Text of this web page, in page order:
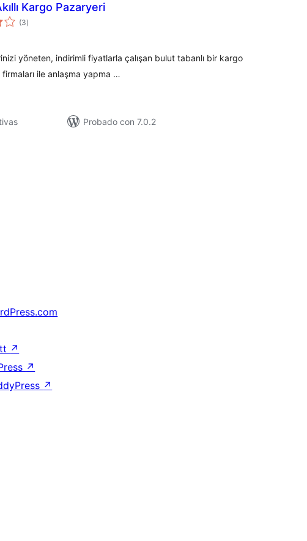
Kargo Pazaryeri
(3valoraciones
en
)
yöneten, indirimli fiyatlarla çalışan bulut tabanlı bir kargo
ile anlaşma yapma …
Probado con 7.0.2
↗
↗
↗